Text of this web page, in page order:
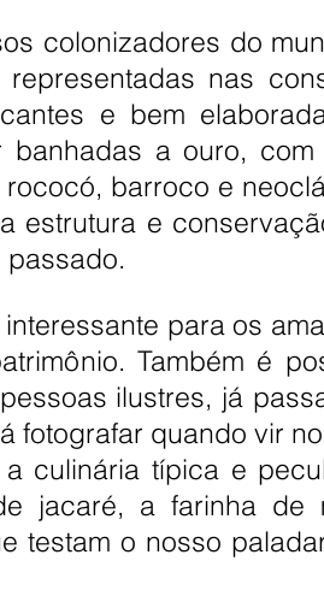
colonizadores do
nas
e bem
banhadas a ouro, com
barroco e
estrutura e
passado.
para os
Também é
ilustres, já
fotografar quando vir
culinária típica e
jacaré, a farinha de
testam o nosso